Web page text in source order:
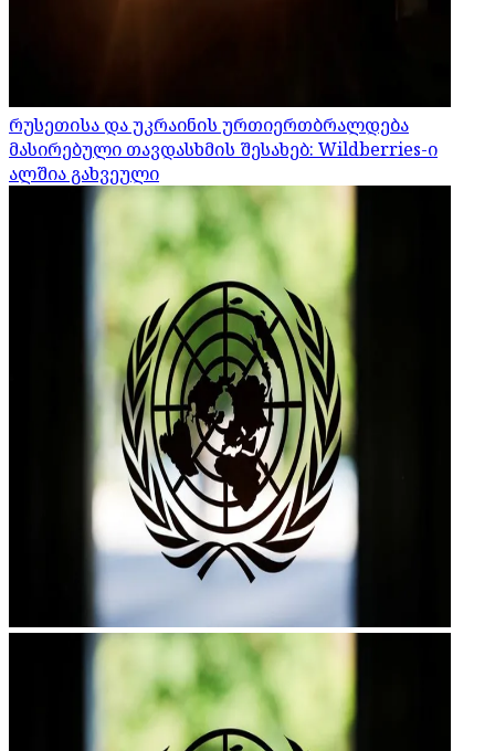
რუსეთისა და უკრაინის ურთიერთბრალდება
მასირებული თავდასხმის შესახებ: Wildberries-ი
ალშია გახვეული